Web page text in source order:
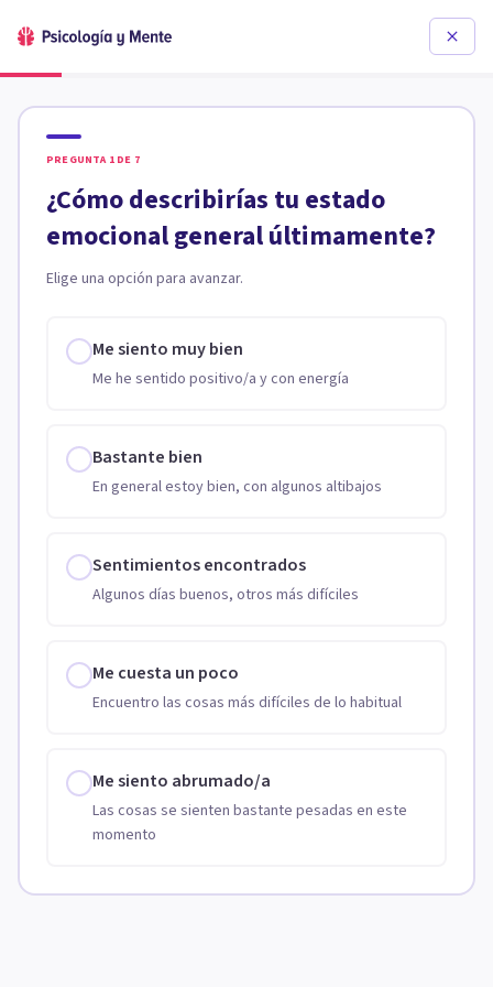
PREGUNTA 1 DE 7
¿Cómo describirías tu estado
emocional general últimamente?
Elige una opción para avanzar.
Me siento muy bien
Me he sentido positivo/a y con energía
Bastante bien
En general estoy bien, con algunos altibajos
Sentimientos encontrados
Algunos días buenos, otros más difíciles
Me cuesta un poco
Encuentro las cosas más difíciles de lo habitual
Me siento abrumado/a
Las cosas se sienten bastante pesadas en este
momento